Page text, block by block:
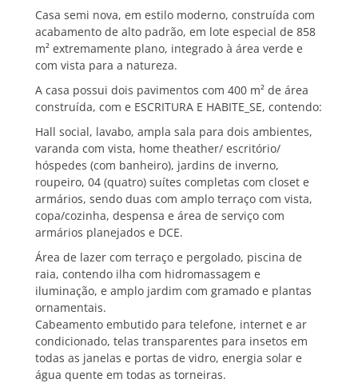
Casa semi nova, em estilo moderno, construída com
acabamento de alto padrão, em lote especial de 858
m² extremamente plano, integrado à área verde e
com vista para a natureza.
A casa possui dois pavimentos com 400 m² de área
construída, com e ESCRITURA E HABITE_SE, contendo:
Hall social, lavabo, ampla sala para dois ambientes,
varanda com vista, home theather/ escritório/
hóspedes (com banheiro), jardins de inverno,
roupeiro, 04 (quatro) suítes completas com closet e
armários, sendo duas com amplo terraço com vista,
copa/cozinha, despensa e área de serviço com
armários planejados e DCE.
Área de lazer com terraço e pergolado, piscina de
raia, contendo ilha com hidromassagem e
iluminação, e amplo jardim com gramado e plantas
ornamentais.
Cabeamento embutido para telefone, internet e ar
condicionado, telas transparentes para insetos em
todas as janelas e portas de vidro, energia solar e
água quente em todas as torneiras.